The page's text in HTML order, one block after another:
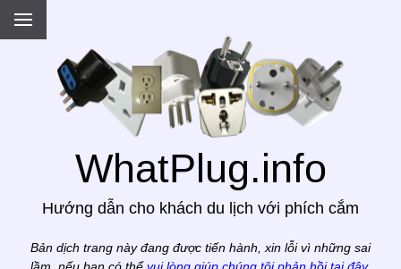
WhatPlug.info
Hướng dẫn cho khách du lịch với phích cắm
Bản dịch trang này đang được tiến hành, xin lỗi vì những sai